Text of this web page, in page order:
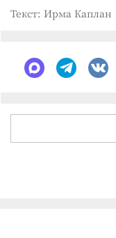
Текст: Ирма Каплан